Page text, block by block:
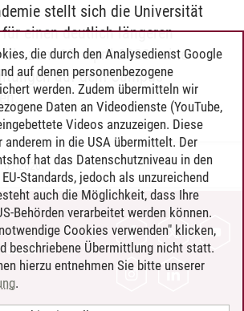
stellt sich die Universität
einen deutlich längeren
bis zum 19. April 2020 keine
auf dem Campus
die durch den Analysedienst Google
auf denen personenbezogene
werden. Zudem übermitteln wir
Daten an Videodienste (YouTube,
Videos anzuzeigen. Diese
anderem in die USA übermittelt. Der
hat das Datenschutzniveau in den
Standards, jedoch als unzureichend
auch die Möglichkeit, dass Ihre
Behörden verarbeitet werden können.
Cookies verwenden" klicken,
beschriebene Übermittlung nicht statt.
hierzu entnehmen Sie bitte unserer
.